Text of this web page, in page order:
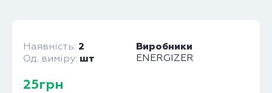
Наявність: 2
Од. виміру: шт
Виробники
ENERGIZER
25грн